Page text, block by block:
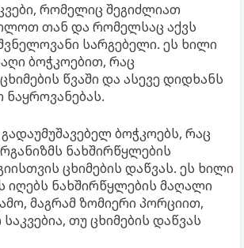
რომელიც შეგიძლიათ
თან და რომელსაც აქვს
სარგებელი. ეს ხილი
ბოჭკოებით, რაც
წვაში და ასევე დიდხანს
ნაყროვანებას.
გადაუმუშავებელ ბოჭკოებს, რაც
ნახშირწყლების
ცხიმების დაწვას. ეს ხილი
იღებს ნახშირწყლების მაღალი
მაგრამ ზომიერი პორციით,
თუ ცხიმების დაწვას